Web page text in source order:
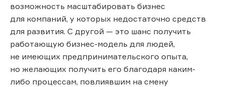
возможность масштабировать бизнес
для компаний, у которых недостаточно средств
для развития. С другой — это шанс получить
работающую бизнес-модель для людей,
не имеющих предпринимательского опыта,
но желающих получить его благодаря каким-
либо процессам, повлиявшим на смену